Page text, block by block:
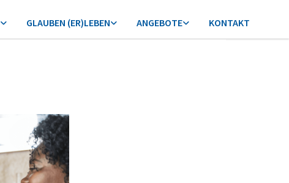
GLAUBEN (ER)LEBEN ANGEBOTE KONTAKT